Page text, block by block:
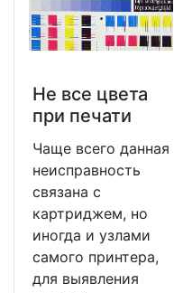
Не все цвета
при печати
Чаще всего данная
неисправность
связана с
картриджем, но
иногда и узлами
самого принтера,
для выявления